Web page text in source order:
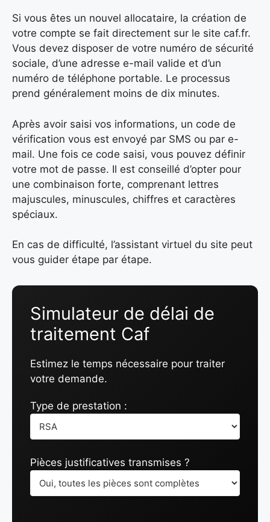
Si vous êtes un nouvel allocataire, la création de
votre compte se fait directement sur le site caf.fr.
Vous devez disposer de votre numéro de sécurité
sociale, d’une adresse e-mail valide et d’un
numéro de téléphone portable. Le processus
prend généralement moins de dix minutes.
Après avoir saisi vos informations, un code de
vérification vous est envoyé par SMS ou par e-
mail. Une fois ce code saisi, vous pouvez définir
votre mot de passe. Il est conseillé d’opter pour
une combinaison forte, comprenant lettres
majuscules, minuscules, chiffres et caractères
spéciaux.
En cas de difficulté, l’assistant virtuel du site peut
vous guider étape par étape.
Simulateur de délai de
traitement Caf
Estimez le temps nécessaire pour traiter
votre demande.
Type de prestation :
Pièces justificatives transmises ?